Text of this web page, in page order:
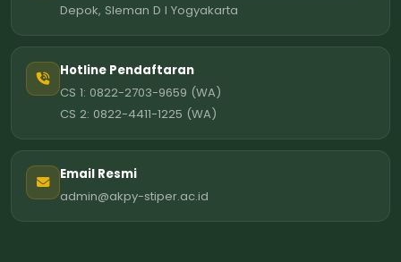
Depok, Sleman D I Yogyakarta
Hotline Pendaftaran
CS 1: 0822-2703-9659 (WA)
CS 2: 0822-4411-1225 (WA)
Email Resmi
admin@akpy-stiper.ac.id